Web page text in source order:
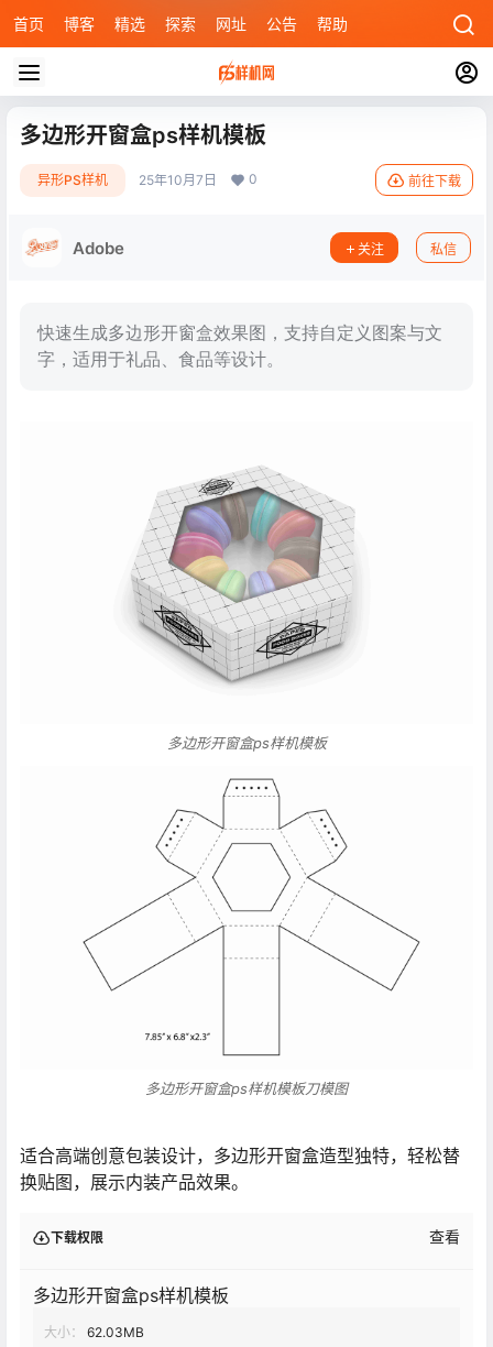
首页 博客 精选 探索 网址 公告 帮助
多边形开窗盒ps样机模板
异形PS样机 25年10月7日 0 前往下载
Adobe 关注 私信
快速生成多边形开窗盒效果图，支持自定义图案与文
字，适用于礼品、食品等设计。
多边形开窗盒ps样机模板
多边形开窗盒ps样机模板刀模图
适合高端创意包装设计，多边形开窗盒造型独特，轻松替
换贴图，展示内装产品效果。
下载权限 查看
多边形开窗盒ps样机模板
大小：
62.03MB